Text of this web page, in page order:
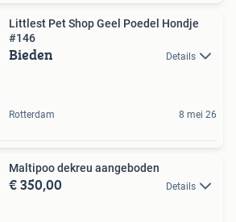
Littlest Pet Shop Geel Poedel Hondje
#146
Bieden Details
Rotterdam 8 mei 26
Maltipoo dekreu aangeboden
€ 350,00 Details